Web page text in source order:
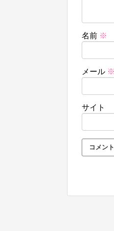
名前 ※
メール ※
サイト